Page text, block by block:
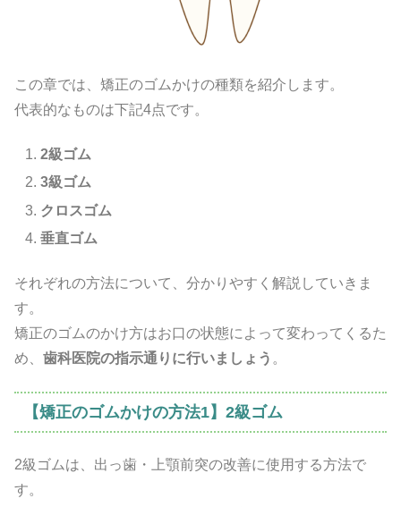
この章では、矯正のゴムかけの種類を紹介します。
代表的なものは下記4点です。
2級ゴム
3級ゴム
クロスゴム
垂直ゴム
それぞれの方法について、分かりやすく解説していきま
す。
矯正のゴムのかけ方はお口の状態によって変わってくるた
め、 歯科医院の指示通りに行いましょう 。
【矯正のゴムかけの方法1】2級ゴム
2級ゴムは、出っ歯・上顎前突の改善に使用する方法で
す。